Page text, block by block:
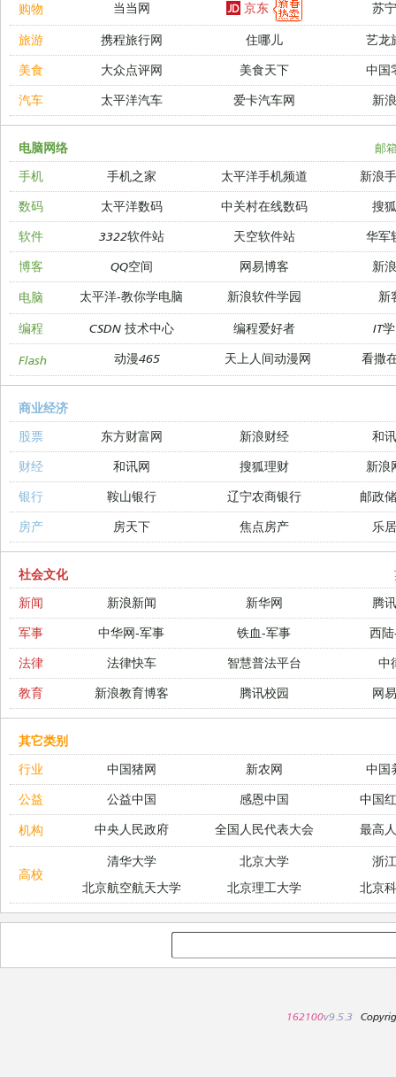
购物
当当网 京东 苏
旅游 携程旅行网 住哪儿
艺龙
美食
大众点评网 美食天下
中国
汽车
太平洋汽车 爱卡汽车网 新
邮
电脑网络
手机
手机之家 太平洋手机频道
新浪
数码
太平洋数码 中关村在线数码
搜
软件
3322软件站 天空软件站
华军
博客
QQ空间 网易博客 新
电脑 太平洋-教你学电脑 新浪软件学园 新
编程 CSDN 技术中心 编程爱好者 IT
Flash 动漫465 天上人间动漫网 看撒
商业经济
股票
东方财富网 新浪财经
和
财经
和讯网 搜狐理财
新浪
银行
鞍山银行 辽宁农商银行
邮政
房产
房天下 焦点房产 乐
社会文化
新闻
新浪新闻 新华网
腾
军事
中华网-军事 铁血-军事
西
法律
法律快车 智慧普法平台
中
教育
新浪教育博客 腾讯校园 网
其它类别
行业
中国猪网 新农网
中国
公益
公益中国 感恩中国 中国
机构 中央人民政府 全国人民代表大会 最高
高校
清华大学 北京大学
浙
北京航空航天大学
北京理工大学 北京
162100v9.5.3